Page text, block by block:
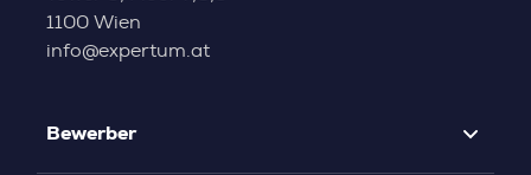
1100 Wien
info@expertum.at
Bewerber